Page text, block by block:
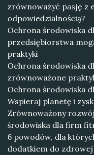
zrównoważyć pasję z
odpowiedzialnością?
Ochrona środowiska
przedsiębiorstwa
praktyki
Ochrona środowiska
zrównoważone
Ochrona środowiska
Wspieraj planetę i
Zrównoważony
środowiska dla firm
6 powodów, dla
dodatkiem do